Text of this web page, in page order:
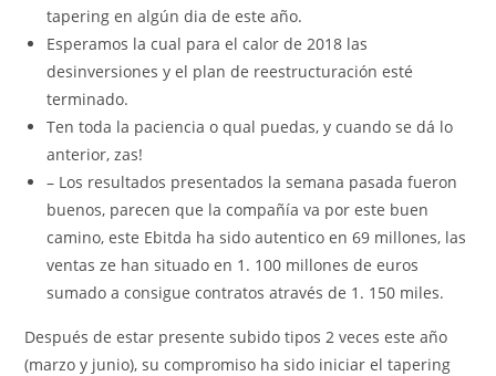
tapering en algún dia de este año.
Esperamos la cual para el calor de 2018 las
desinversiones y el plan de reestructuración esté
terminado.
Ten toda la paciencia o qual puedas, y cuando se dá lo
anterior, zas!
– Los resultados presentados la semana pasada fueron
buenos, parecen que la compañía va por este buen
camino, este Ebitda ha sido autentico en 69 millones, las
ventas ze han situado en 1. 100 millones de euros
sumado a consigue contratos através de 1. 150 miles.
Después de estar presente subido tipos 2 veces este año
(marzo y junio), su compromiso ha sido iniciar el tapering